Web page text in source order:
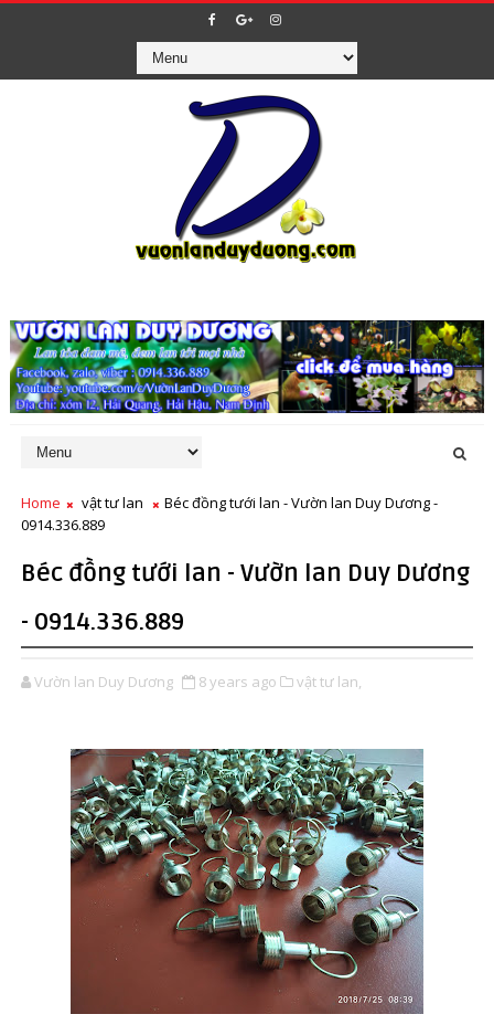
Home vật tư lan
Béc đồng tưới lan - Vườn lan Duy Dương -
0914.336.889
Béc đồng tưới lan - Vườn lan Duy Dương
- 0914.336.889
Vườn lan Duy Dương 8 years ago vật tư lan,